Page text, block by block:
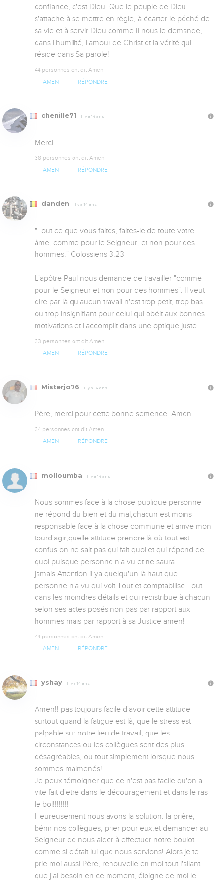
confiance, c'est Dieu. Que le peuple de Dieu
s'attache à se mettre en règle, à écarter le péché de
sa vie et à servir Dieu comme Il nous le demande,
dans l'humilité, l'amour de Christ et la vérité qui
réside dans Sa parole!
44 personnes ont dit Amen
AMEN RÉPONDRE
chenille71 Il y a 14 ans
Merci
38 personnes ont dit Amen
AMEN RÉPONDRE
danden Il y a 14 ans
"Tout ce que vous faites, faites-le de toute votre
âme, comme pour le Seigneur, et non pour des
hommes." Colossiens 3.23
L'apôtre Paul nous demande de travailler "comme
pour le Seigneur et non pour des hommes". Il veut
dire par là qu'aucun travail n'est trop petit, trop bas
ou trop insignifiant pour celui qui obéit aux bonnes
motivations et l'accomplit dans une optique juste.
33 personnes ont dit Amen
AMEN RÉPONDRE
Misterjo76 Il y a 14 ans
Père, merci pour cette bonne semence. Amen.
34 personnes ont dit Amen
AMEN RÉPONDRE
molloumba Il y a 14 ans
Nous sommes face à la chose publique personne
ne répond du bien et du mal,chacun est moins
responsable face à la chose commune et arrive mon
tourd'agir,quelle attitude prendre là où tout est
confus on ne sait pas qui fait quoi et qui répond de
quoi puisque personne n'a vu et ne saura
jamais.Attention il ya quelqu'un là haut que
personne n'a vu qui voit Tout et comptabilise Tout
dans les moindres détails et qui redistribue à chacun
selon ses actes posés non pas par rapport aux
hommes mais par rapport à sa Justice amen!
44 personnes ont dit Amen
AMEN RÉPONDRE
yshay Il y a 14 ans
Amen!! pas toujours facile d'avoir cette attitude
surtout quand la fatigue est là, que le stress est
palpable sur notre lieu de travail, que les
circonstances ou les collègues sont des plus
désagréables, ou tout simplement lorsque nous
sommes malmenés!
Je peux témoigner que ce n'est pas facile qu'on a
vite fait d'etre dans le découragement et dans le ras
le bol!!!!!!!!
Heureusement nous avons la solution: la prière,
bénir nos collègues, prier pour eux,et demander au
Seigneur de nous aider à effectuer notre boulot
comme si c'était lui que nous servions! Alors je te
prie moi aussi Père, renouvelle en moi tout l'allant
que j'ai besoin en ce moment, éloigne de moi le